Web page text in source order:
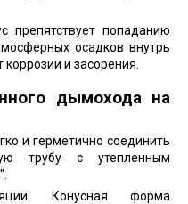
препятствует попаданию
осадков внутрь
и засорения.
дымохода на
и герметично соединить
трубу с утепленным
Конусная форма